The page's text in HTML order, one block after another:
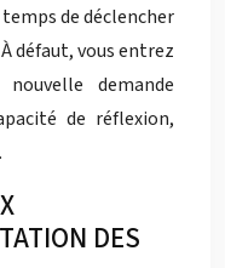
de déclencher
défaut, vous entrez
demande
de réflexion,
DES